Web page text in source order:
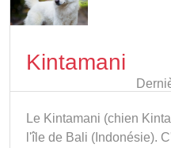
Kintamani
Le Kintamani (chien
l'île de Bali (Indonésie).